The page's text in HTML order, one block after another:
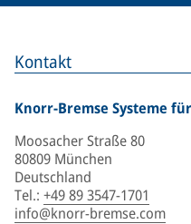
Kontakt
Knorr-Bremse Systeme
Moosacher Straße 80
80809 München
Deutschland
Tel.: +49 89 3547-1701
info@knorr-bremse.com